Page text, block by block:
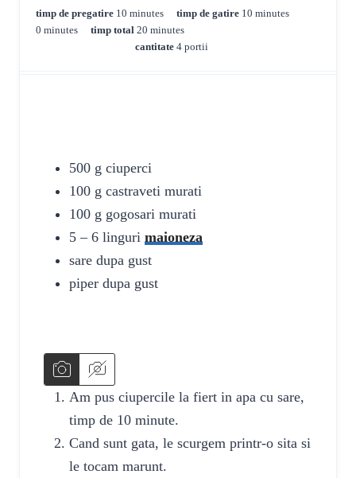
timp de pregatire 10 m
i
minutes timp de gatire 10mminutes
0 m
minutes timp total 20m
i
minutes
cantitate4 portii
500 g ciuperci
100 g castraveti murati
100 g gogosari murati
5 – 6 linguri maioneza
sare dupa gust
piper dupa gust
Am pus ciupercile la fiert in apa cu sare,
timp de 10 minute.
Cand sunt gata, le scurgem printr-o sita si
le tocam marunt.